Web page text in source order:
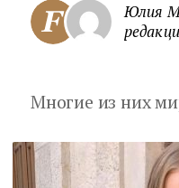
Юлия
Многие из них